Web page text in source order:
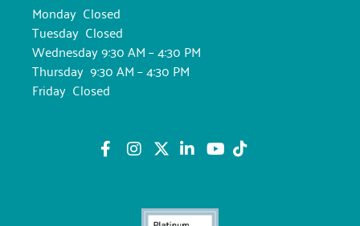
Monday Closed
Tuesday Closed
Wednesday 9:30 AM – 4:30 PM
Thursday 9:30 AM – 4:30 PM
Friday Closed